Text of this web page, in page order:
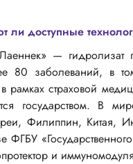
доступные
— гидролизат
заболеваний, в том
страховой
государством. В
Филиппин, Китая,
и